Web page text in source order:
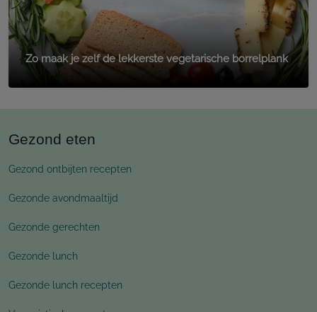
Zo maak je zelf de lekkerste vegetarische borrelplank
Gezond eten
Gezond ontbijten recepten
Gezonde avondmaaltijd
Gezonde gerechten
Gezonde lunch
Gezonde lunch recepten